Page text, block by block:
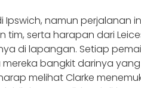
namun perjalanan
tim, serta harapan dari
di lapangan. Setiap
bangkit darinya
melihat Clarke